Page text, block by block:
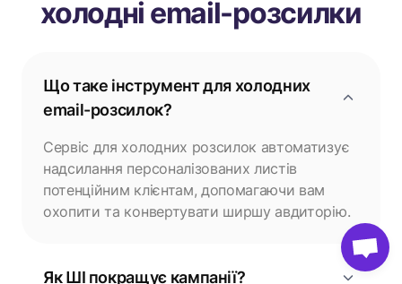
холодні email-розсилки
Що таке інструмент для холодних
email-розсилок?
Сервіс для холодних розсилок автоматизує
надсилання персоналізованих листів
потенційним клієнтам, допомагаючи вам
охопити та конвертувати ширшу авдиторію.
Як ШІ покращує кампанії?